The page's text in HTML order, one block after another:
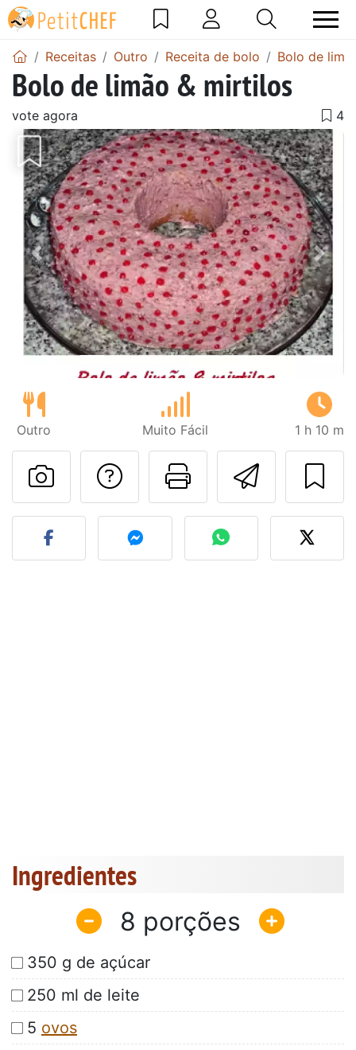
Receitas Outro Receita de bolo Bolo de
Bolo de limão & mirtilos
vote agora
Anterior Next
Outro Muito Fácil 1 h 10 m
Imprima
Falar com o autor
Fez esta receita?
Ingredientes
8
350 g de açúcar
250 ml de leite
5 ovos